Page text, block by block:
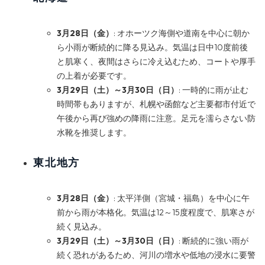
3月28日（金） : オホーツク海側や道南を中心に朝か
ら小雨が断続的に降る見込み。気温は日中10度前後
と肌寒く、夜間はさらに冷え込むため、コートや厚手
の上着が必要です。
3月29日（土）～3月30日（日） : 一時的に雨が止む
時間帯もありますが、札幌や函館など主要都市付近で
午後から再び強めの降雨に注意。足元を濡らさない防
水靴を推奨します。
東北地方
3月28日（金） : 太平洋側（宮城・福島）を中心に午
前から雨が本格化。気温は12～15度程度で、肌寒さが
続く見込み。
3月29日（土）～3月30日（日） : 断続的に強い雨が
続く恐れがあるため、河川の増水や低地の浸水に要警